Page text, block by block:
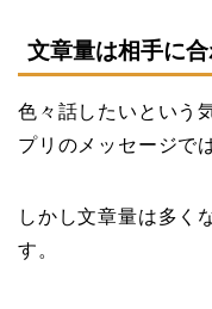
文章量は相手に
色々話したいという
プリのメッセージで
しかし文章量は多く
す。